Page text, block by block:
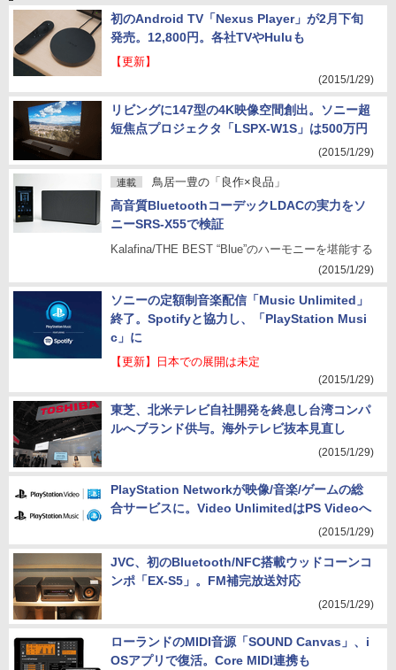
初のAndroid TV「Nexus Player」が2月下旬
発売。12,800円。各社TVやHuluも
【更新】
(2015/1/29)
リビングに147型の4K映像空間創出。ソニー超
短焦点プロジェクタ「LSPX-W1S」は500万円
(2015/1/29)
連載 鳥居一豊の「良作×良品」
高音質BluetoothコーデックLDACの実力をソ
ニーSRS-X55で検証
Kalafina/THE BEST “Blue”のハーモニーを堪能する
(2015/1/29)
ソニーの定額制音楽配信「Music Unlimited」
終了。Spotifyと協力し、「PlayStation Musi
c」に
【更新】日本での展開は未定
(2015/1/29)
東芝、北米テレビ自社開発を終息し台湾コンパ
ルへブランド供与。海外テレビ抜本見直し
(2015/1/29)
PlayStation Networkが映像/音楽/ゲームの総
合サービスに。Video UnlimitedはPS Videoへ
(2015/1/29)
JVC、初のBluetooth/NFC搭載ウッドコーンコ
ンポ「EX-S5」。FM補完放送対応
(2015/1/29)
ローランドのMIDI音源「SOUND Canvas」、i
OSアプリで復活。Core MIDI連携も